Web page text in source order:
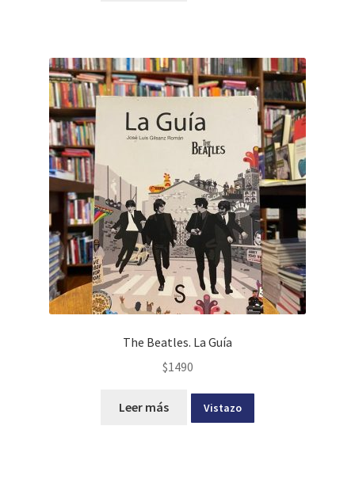
The Beatles. La Guía
$1490
Leer más Vistazo